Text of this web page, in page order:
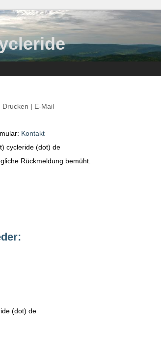
Drucken | E-Mail
Kontakt
cycleride (dot) de
Rückmeldung bemüht.
(dot) de